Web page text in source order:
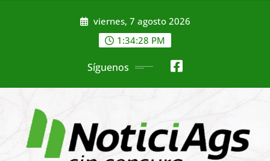
viernes, 7 agosto 2026
1:34:29 PM
Síguenos